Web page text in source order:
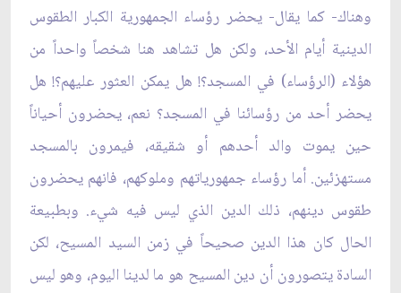
وهناك- كما يقال- يحضر رؤساء الجمهورية الكبار الطقوس
الدينية أيام الأحد، ولكن هل تشاهد هنا شخصاً واحداً من
هؤلاء (الرؤساء) في المسجد؟! هل يمكن العثور عليهم؟! هل
يحضر أحد من رؤسائنا في المسجد؟ نعم، يحضرون أحياناً
حين يموت والد أحدهم أو شقيقه، فيمرون بالمسجد
مستهزئين. أما رؤساء جمهورياتهم وملوكهم، فانهم يحضرون
طقوس دينهم، ذلك الدين الذي ليس فيه شي‏ء. وبطبيعة
الحال كان هذا الدين صحيحاً في زمن السيد المسيح، لكن
السادة يتصورون أن دين المسيح هو ما لدينا اليوم، وهو ليس